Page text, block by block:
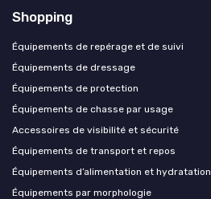
Shopping
Équipements de repérage et de suivi
Équipements de dressage
Équipements de protection
Équipements de chasse par usage
Accessoires de visibilité et sécurité
Équipements de transport et repos
Équipements d’alimentation et hydratation
Équipements par morphologie